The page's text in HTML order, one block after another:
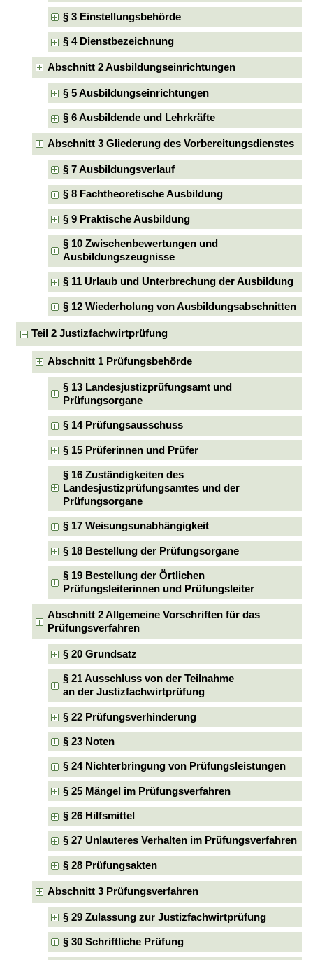
§ 3 Einstellungsbehörde
§ 4 Dienstbezeichnung
Abschnitt 2 Ausbildungseinrichtungen
§ 5 Ausbildungseinrichtungen
§ 6 Ausbildende und Lehrkräfte
Abschnitt 3 Gliederung des Vorbereitungsdienstes
§ 7 Ausbildungsverlauf
§ 8 Fachtheoretische Ausbildung
§ 9 Praktische Ausbildung
§ 10 Zwischenbewertungen und
Ausbildungszeugnisse
§ 11 Urlaub und Unterbrechung der Ausbildung
§ 12 Wiederholung von Ausbildungsabschnitten
Teil 2 Justizfachwirtprüfung
Abschnitt 1 Prüfungsbehörde
§ 13 Landesjustizprüfungsamt und
Prüfungsorgane
§ 14 Prüfungsausschuss
§ 15 Prüferinnen und Prüfer
§ 16 Zuständigkeiten des
Landesjustizprüfungsamtes und der
Prüfungsorgane
§ 17 Weisungsunabhängigkeit
§ 18 Bestellung der Prüfungsorgane
§ 19 Bestellung der Örtlichen
Prüfungsleiterinnen und Prüfungsleiter
Abschnitt 2 Allgemeine Vorschriften für das
Prüfungsverfahren
§ 20 Grundsatz
§ 21 Ausschluss von der Teilnahme
an der Justizfachwirtprüfung
§ 22 Prüfungsverhinderung
§ 23 Noten
§ 24 Nichterbringung von Prüfungsleistungen
§ 25 Mängel im Prüfungsverfahren
§ 26 Hilfsmittel
§ 27 Unlauteres Verhalten im Prüfungsverfahren
§ 28 Prüfungsakten
Abschnitt 3 Prüfungsverfahren
§ 29 Zulassung zur Justizfachwirtprüfung
§ 30 Schriftliche Prüfung